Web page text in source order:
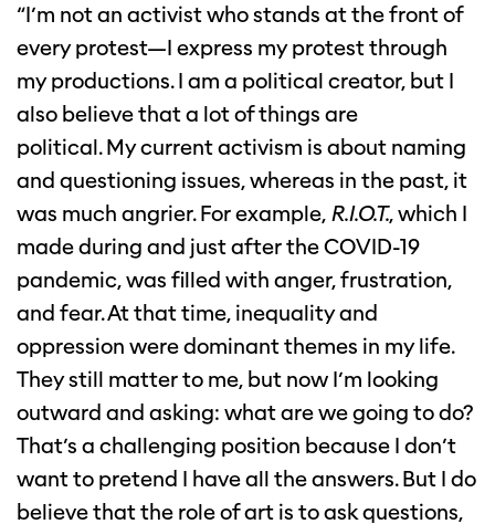
“I’m not an activist who stands at the front of
every protest—I express my protest through
my productions. I am a political creator, but I
also believe that a lot of things are
political. My current activism is about naming
and questioning issues, whereas in the past, it
was much angrier. For example, R.I.O.T., which I
made during and just after the COVID-19
pandemic, was filled with anger, frustration,
and fear. At that time, inequality and
oppression were dominant themes in my life.
They still matter to me, but now I’m looking
outward and asking: what are we going to do?
That’s a challenging position because I don’t
want to pretend I have all the answers. But I do
believe that the role of art is to ask questions,